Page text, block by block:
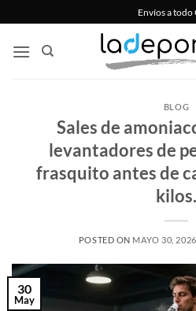
al
contenido
Envíos a todo
BLOG
Sales de
levantadores de
frasquito antes de
kilos.
POSTED ON MAYO 30, 2026
30
May